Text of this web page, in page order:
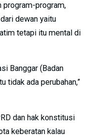
program-program,
dewan yaitu
tetapi itu mental di
Banggar (Badan
tidak ada perubahan,”
dan hak konstitusi
keberatan kalau